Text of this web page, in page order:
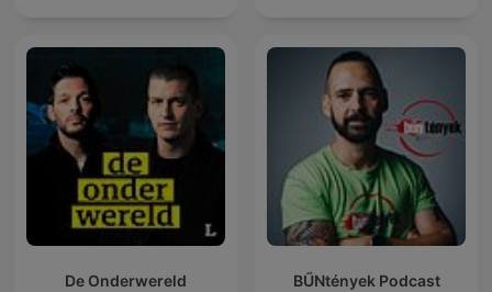
De Onderwereld BŰNtények Podcast